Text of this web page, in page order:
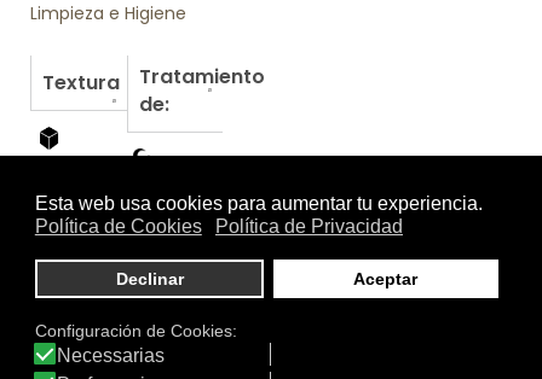
Limpieza e Higiene
Textura
Tratamiento
de:
Otros productos de Uriage